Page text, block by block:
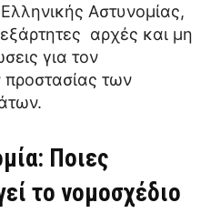
Αστυνομίας,
αρχές και μη
για τον
προστασίας των
Ποιες
το νομοσχέδιο